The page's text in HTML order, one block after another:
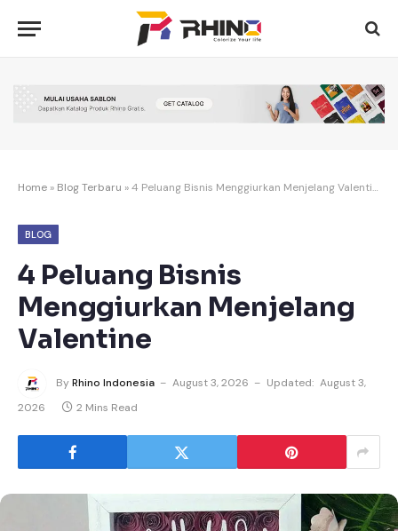
Home » Blog Terbaru »4 Peluang Bisnis Menggiurkan Menjelang Valentine
BLOG
4 Peluang Bisnis
Menggiurkan Menjelang
Valentine
ByRhino Indonesia August 3, 2026 Updated: August 3,
2026
2 Mins Read